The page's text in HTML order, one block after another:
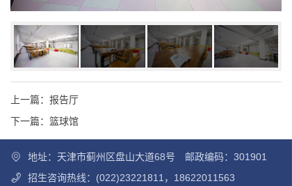
上一篇： 报告厅
下一篇： 篮球馆
地址：天津市蓟州区盘山大道68号 邮政编码：301901
招生咨询热线：(022)23221811，18622011563